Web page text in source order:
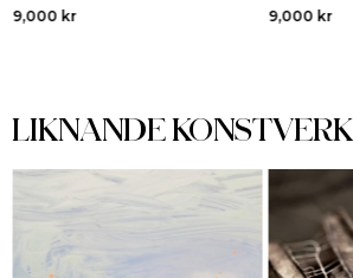
9,000 kr 9,000 kr
LIKNANDE KONSTVERK